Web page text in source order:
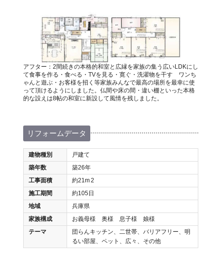
アフター：2間続きの本格的和室と広縁を家族の集う広いLDKにし
て食事を作る・食べる・TVを見る・寛ぐ・洗濯物を干す ワンち
ゃんと遊ぶ・お客様を招く等家族みんなで最高の場所を最幸に使
って頂けるようにしました。仏間や床の間・違い棚といった本格
的な設えは8帖の和室に新設して風情を残しました。
リフォームデータ
建物種別
戸建て
築年数
築26年
工事面積
約21m2
施工期間
約105日
地域
兵庫県
家族構成
お義母様 奥様 息子様 娘様
テーマ
団らんキッチン、二世帯、バリアフリー、明
るい部屋、ペット、広々、その他